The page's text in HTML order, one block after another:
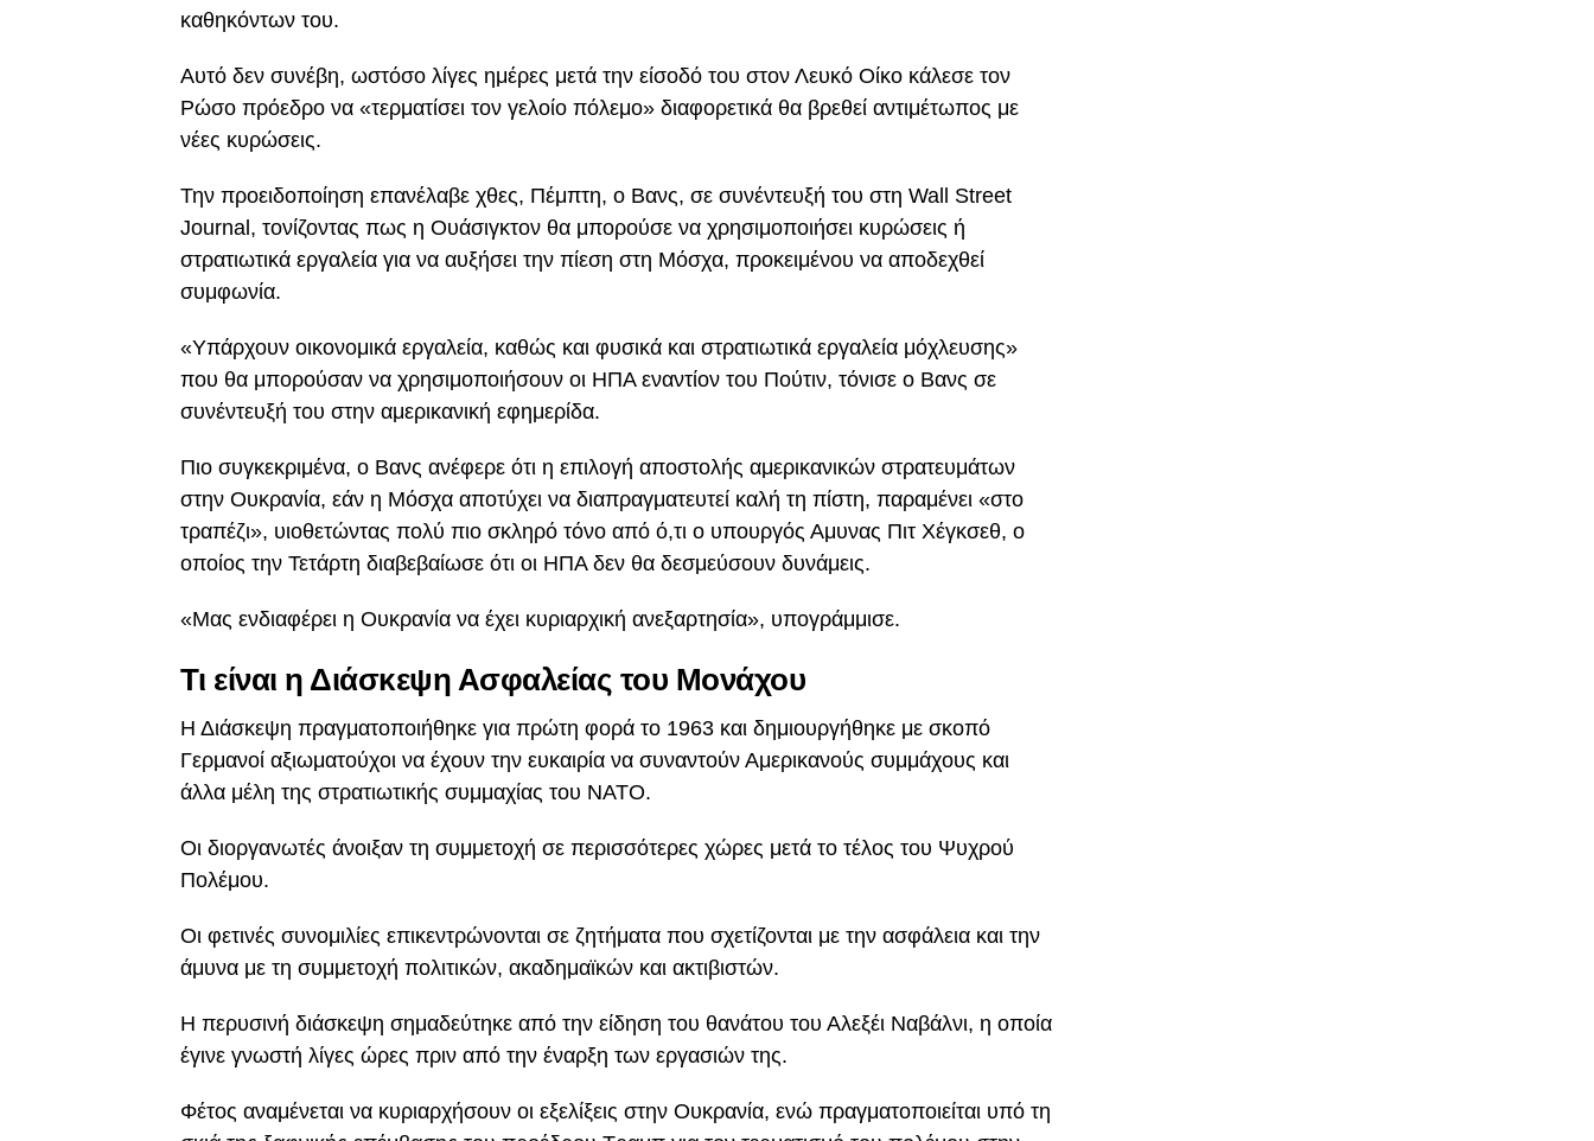
καθηκόντων του.
Αυτό δεν συνέβη, ωστόσο λίγες ημέρες μετά την είσοδό του στον Λευκό Οίκο κάλεσε τον
Ρώσο πρόεδρο να «τερματίσει τον γελοίο πόλεμο» διαφορετικά θα βρεθεί αντιμέτωπος με
νέες κυρώσεις.
Την προειδοποίηση επανέλαβε χθες, Πέμπτη, ο Βανς, σε συνέντευξή του στη Wall Street
Journal, τονίζοντας πως η Ουάσιγκτον θα μπορούσε να χρησιμοποιήσει κυρώσεις ή
στρατιωτικά εργαλεία για να αυξήσει την πίεση στη Μόσχα, προκειμένου να αποδεχθεί
συμφωνία.
«Υπάρχουν οικονομικά εργαλεία, καθώς και φυσικά και στρατιωτικά εργαλεία μόχλευσης»
που θα μπορούσαν να χρησιμοποιήσουν οι ΗΠΑ εναντίον του Πούτιν, τόνισε ο Βανς σε
συνέντευξή του στην αμερικανική εφημερίδα.
Πιο συγκεκριμένα, ο Βανς ανέφερε ότι η επιλογή αποστολής αμερικανικών στρατευμάτων
στην Ουκρανία, εάν η Μόσχα αποτύχει να διαπραγματευτεί καλή τη πίστη, παραμένει «στο
τραπέζι», υιοθετώντας πολύ πιο σκληρό τόνο από ό,τι ο υπουργός Αμυνας Πιτ Χέγκσεθ, ο
οποίος την Τετάρτη διαβεβαίωσε ότι οι ΗΠΑ δεν θα δεσμεύσουν δυνάμεις.
«Μας ενδιαφέρει η Ουκρανία να έχει κυριαρχική ανεξαρτησία», υπογράμμισε.
Τι είναι η Διάσκεψη Ασφαλείας του Μονάχου
Η Διάσκεψη πραγματοποιήθηκε για πρώτη φορά το 1963 και δημιουργήθηκε με σκοπό
Γερμανοί αξιωματούχοι να έχουν την ευκαιρία να συναντούν Αμερικανούς συμμάχους και
άλλα μέλη της στρατιωτικής συμμαχίας του ΝΑΤΟ.
Οι διοργανωτές άνοιξαν τη συμμετοχή σε περισσότερες χώρες μετά το τέλος του Ψυχρού
Πολέμου.
Οι φετινές συνομιλίες επικεντρώνονται σε ζητήματα που σχετίζονται με την ασφάλεια και την
άμυνα με τη συμμετοχή πολιτικών, ακαδημαϊκών και ακτιβιστών.
Η περυσινή διάσκεψη σημαδεύτηκε από την είδηση ​​του θανάτου του Αλεξέι Ναβάλνι, η οποία
έγινε γνωστή λίγες ώρες πριν από την έναρξη των εργασιών της.
Φέτος αναμένεται να κυριαρχήσουν οι εξελίξεις στην Ουκρανία, ενώ πραγματοποιείται υπό τη